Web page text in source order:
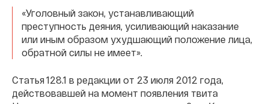
«Уголовный закон, устанавливающий
преступность деяния, усиливающий наказание
или иным образом ухудшающий положение лица,
обратной силы не имеет».
Статья 128.1 в редакции от 23 июля 2012 года,
действовавшей на момент появления твита